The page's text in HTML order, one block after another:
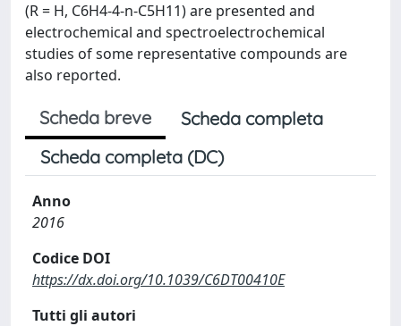
(R = H, C6H4-4-n-C5H11) are presented and
electrochemical and spectroelectrochemical
studies of some representative compounds are
also reported.
Scheda breve
Scheda completa
Scheda completa (DC)
Anno
2016
Codice DOI
https://dx.doi.org/10.1039/C6DT00410E
Tutti gli autori